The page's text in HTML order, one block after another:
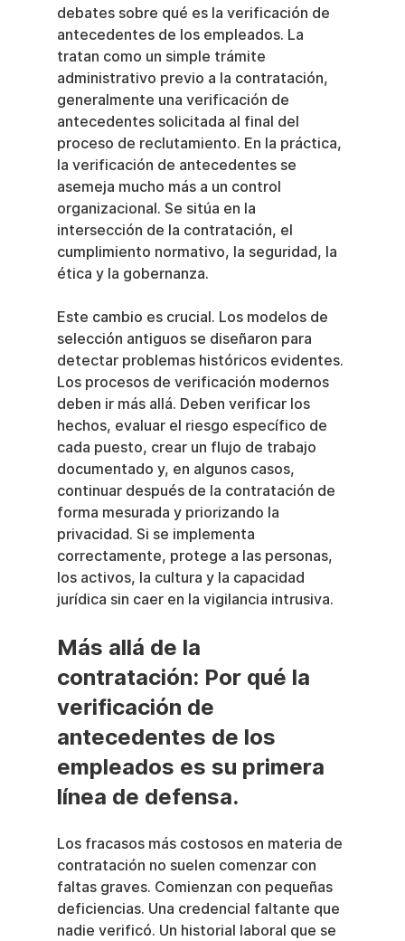
debates sobre qué es la verificación de
antecedentes de los empleados. La
tratan como un simple trámite
administrativo previo a la contratación,
generalmente una verificación de
antecedentes solicitada al final del
proceso de reclutamiento. En la práctica,
la verificación de antecedentes se
asemeja mucho más a un control
organizacional. Se sitúa en la
intersección de la contratación, el
cumplimiento normativo, la seguridad, la
ética y la gobernanza.
Este cambio es crucial. Los modelos de
selección antiguos se diseñaron para
detectar problemas históricos evidentes.
Los procesos de verificación modernos
deben ir más allá. Deben verificar los
hechos, evaluar el riesgo específico de
cada puesto, crear un flujo de trabajo
documentado y, en algunos casos,
continuar después de la contratación de
forma mesurada y priorizando la
privacidad. Si se implementa
correctamente, protege a las personas,
los activos, la cultura y la capacidad
jurídica sin caer en la vigilancia intrusiva.
Más allá de la
contratación: Por qué la
verificación de
antecedentes de los
empleados es su primera
línea de defensa.
Los fracasos más costosos en materia de
contratación no suelen comenzar con
faltas graves. Comienzan con pequeñas
deficiencias. Una credencial faltante que
nadie verificó. Un historial laboral que se